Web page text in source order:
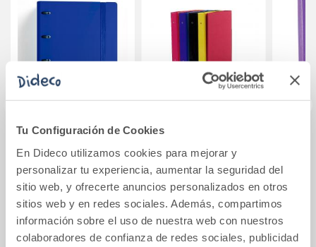
Tu Configuración de Cookies
En Dideco utilizamos cookies para mejorar y
personalizar tu experiencia, aumentar la seguridad del
sitio web, y ofrecerte anuncios personalizados en otros
sitios web y en redes sociales. Además, compartimos
información sobre el uso de nuestra web con nuestros
colaboradores de confianza de redes sociales, publicidad
anillas 35mm. PP
foam con recambio
de 100 hojas color
azul
16,95€
Comprar
plástico cuarto
rojo 4 anillas
25mm.
Ver más
A4 4